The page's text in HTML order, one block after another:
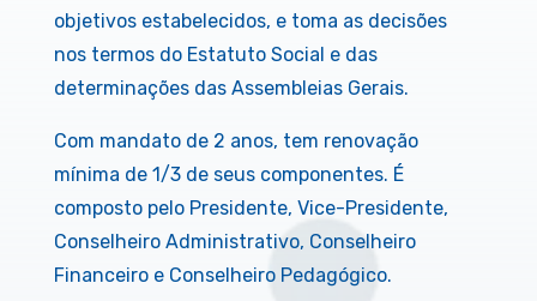
objetivos estabelecidos, e toma as decisões
nos termos do Estatuto Social e das
determinações das Assembleias Gerais.
Com mandato de 2 anos, tem renovação
mínima de 1/3 de seus componentes. É
composto pelo Presidente, Vice-Presidente,
Conselheiro Administrativo, Conselheiro
Financeiro e Conselheiro Pedagógico.